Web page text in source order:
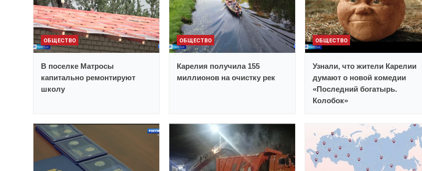
ОБЩЕСТВО
В поселке Матросы
капитально ремонтируют
школу
ОБЩЕСТВО
Карелия получила 155
миллионов на очистку рек
ОБЩЕСТВО
Узнали, что жители Карелии
думают о новой комедии
«Последний богатырь.
Колобок»